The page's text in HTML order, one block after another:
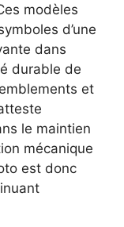
modèles
d’une
dans
durable de
et
le maintien
mécanique
est donc